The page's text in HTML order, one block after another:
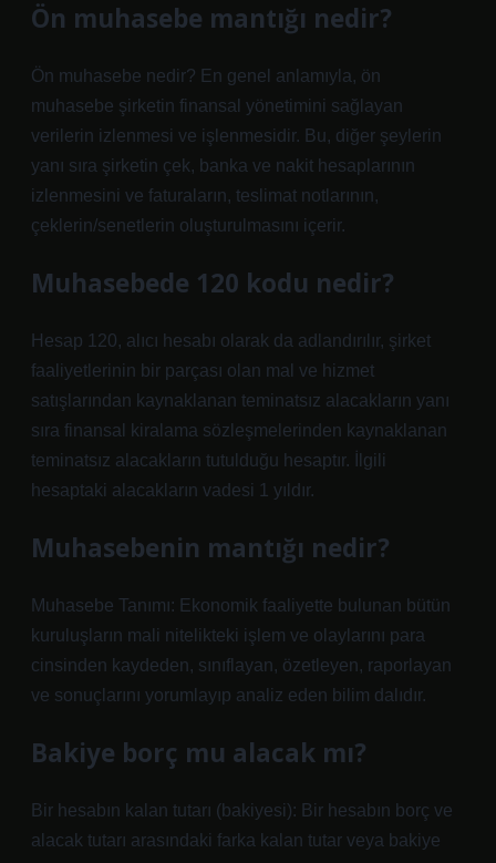
Ön muhasebe mantığı nedir?
Ön muhasebe nedir? En genel anlamıyla, ön
muhasebe şirketin finansal yönetimini sağlayan
verilerin izlenmesi ve işlenmesidir. Bu, diğer şeylerin
yanı sıra şirketin çek, banka ve nakit hesaplarının
izlenmesini ve faturaların, teslimat notlarının,
çeklerin/senetlerin oluşturulmasını içerir.
Muhasebede 120 kodu nedir?
Hesap 120, alıcı hesabı olarak da adlandırılır, şirket
faaliyetlerinin bir parçası olan mal ve hizmet
satışlarından kaynaklanan teminatsız alacakların yanı
sıra finansal kiralama sözleşmelerinden kaynaklanan
teminatsız alacakların tutulduğu hesaptır. İlgili
hesaptaki alacakların vadesi 1 yıldır.
Muhasebenin mantığı nedir?
Muhasebe Tanımı: Ekonomik faaliyette bulunan bütün
kuruluşların mali nitelikteki işlem ve olaylarını para
cinsinden kaydeden, sınıflayan, özetleyen, raporlayan
ve sonuçlarını yorumlayıp analiz eden bilim dalıdır.
Bakiye borç mu alacak mı?
Bir hesabın kalan tutarı (bakiyesi): Bir hesabın borç ve
alacak tutarı arasındaki farka kalan tutar veya bakiye